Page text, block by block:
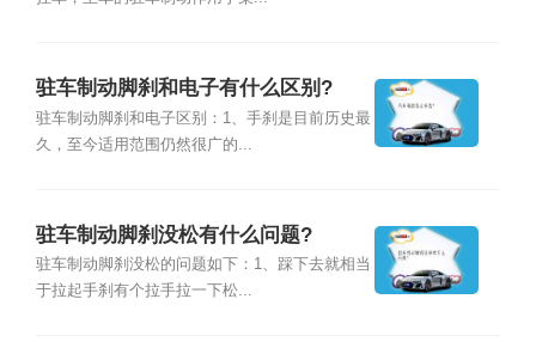
驻车制动脚刹和电子有什么区别?
驻车制动脚刹和电子区别：1、手刹是目前历史最
久，至今适用范围仍然很广的...
驻车制动脚刹没松有什么问题?
驻车制动脚刹没松的问题如下：1、踩下去就相当
于拉起手刹有个拉手拉一下松...